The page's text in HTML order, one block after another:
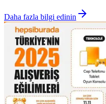
Daha fazla bilgi edinin